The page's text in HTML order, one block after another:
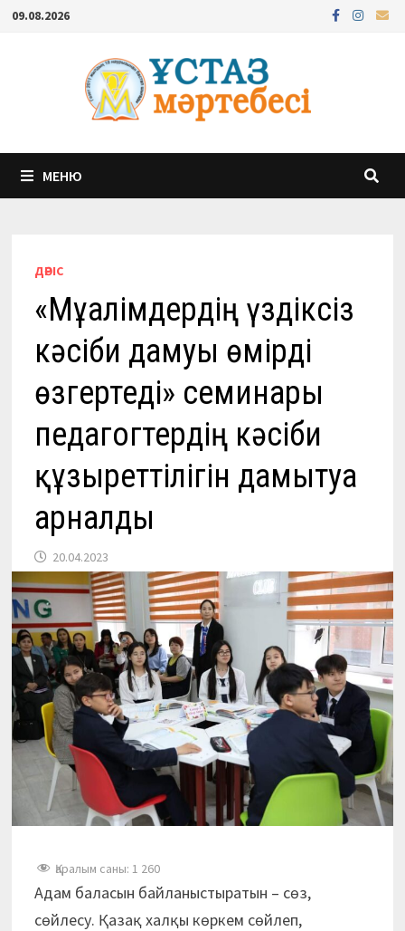
Перейти
содержимому
09.08.2026
МЕНЮ
ДӘРІС
«Мұғалімдердің үздіксіз
кәсіби дамуы өмірді
өзгертеді» семинары
педагогтердің кәсіби
құзыреттілігін дамытуға
арналды
20.04.2023
Қаралым саны: 1 260
Адам баласын байланыстыратын – сөз,
сөйлесу. Қазақ халқы көркем сөйлеп,